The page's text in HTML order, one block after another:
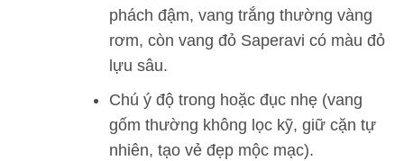
phách đậm, vang trắng thường vàng
rơm, còn vang đỏ Saperavi có màu đỏ
lựu sâu.
Chú ý độ trong hoặc đục nhẹ (vang
gốm thường không lọc kỹ, giữ cặn tự
nhiên, tạo vẻ đẹp mộc mạc).